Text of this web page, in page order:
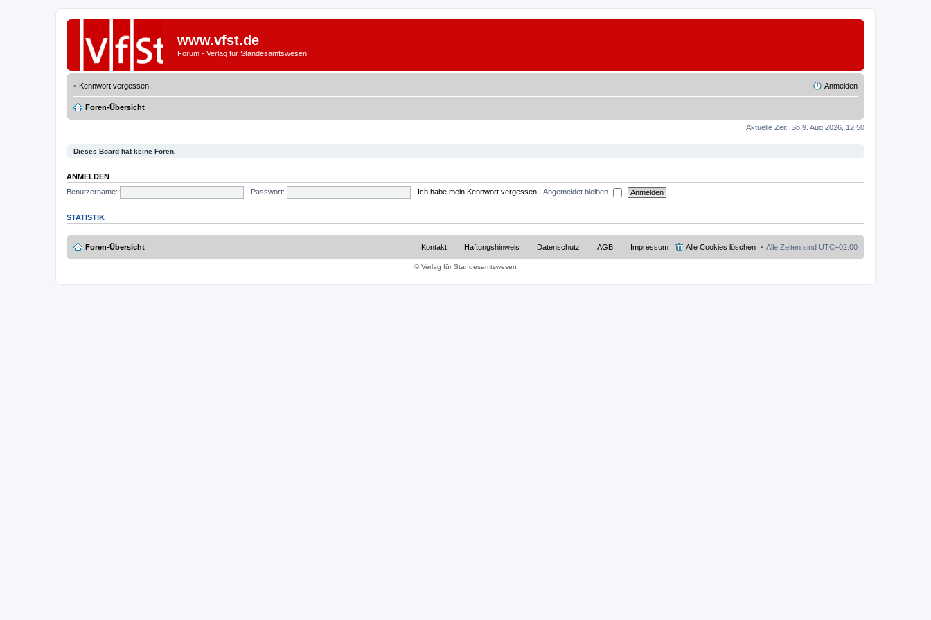
www.vfst.de
Forum - Verlag für Standesamtswesen
Kennwort vergessen Anmelden
Foren-Übersicht
Aktuelle Zeit: So 9. Aug 2026, 12:50
Dieses Board hat keine Foren.
ANMELDEN
Benutzername:
Passwort: Ich habe mein Kennwort vergessen | Angemeldet bleiben
STATISTIK
Foren-Übersicht Alle Zeiten sind UTC+02:00
Alle Cookies löschen
Impressum
AGB
Datenschutz
Haftungshinweis
Kontakt
© Verlag für Standesamtswesen